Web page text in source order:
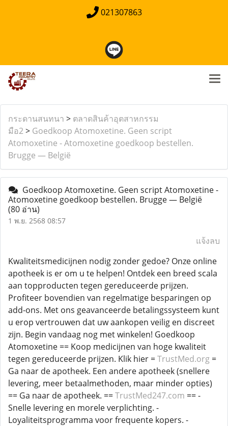
021307863
กระดานสนทนา > ตลาดสินค้าอุตสาหกรรม
มือ2> Goedkoop Atomoxetine. Geen script
Atomoxetine - Atomoxetine goedkoop bestellen.
Brugge — België
Goedkoop Atomoxetine. Geen script Atomoxetine -
Atomoxetine goedkoop bestellen. Brugge — België
(80 อ่าน)
1 พ.ย. 2568 08:57
แจ้งลบ
Kwaliteitsmedicijnen nodig zonder gedoe? Onze online
apotheek is er om u te helpen! Ontdek een breed scala
aan topproducten tegen gereduceerde prijzen.
Profiteer bovendien van regelmatige besparingen op
add-ons. Met ons geavanceerde betalingssysteem kunt
u erop vertrouwen dat uw aankopen veilig en discreet
zijn. Begin vandaag nog met winkelen! Goedkoop
Atomoxetine == Koop medicijnen van hoge kwaliteit
tegen gereduceerde prijzen. Klik hier =TrustMed.org =
Ga naar de apotheek. Een andere apotheek (snellere
levering, meer betaalmethoden, maar minder opties)
== Ga naar de apotheek. ==TrustMed247.com == -
Snelle levering en morele verplichting. -
Loyaliteitsprogramma voor frequente kopers. -